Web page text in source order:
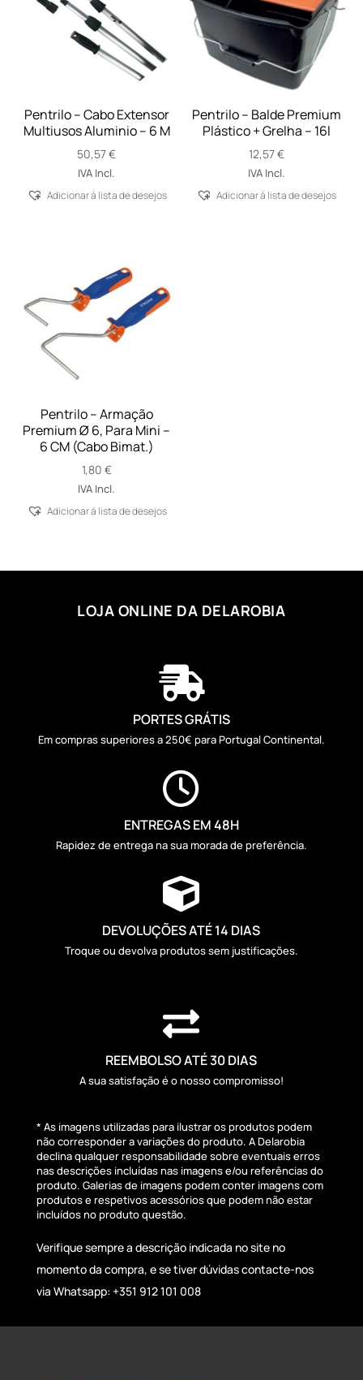
Pentrilo – Cabo Extensor
Multiusos Aluminio – 6 M
50,57€
IVA Incl.
Adicionar á lista de desejos
Pentrilo – Balde Premium
Plástico + Grelha – 16l
12,57€
IVA Incl.
Adicionar á lista de desejos
Pentrilo – Armação
Premium Ø 6, Para Mini –
6 CM (Cabo Bimat.)
1,80 €
IVA Incl.
Adicionar á lista de desejos
LOJA ONLINE DA DELAROBIA

PORTES GRÁTIS
Em compras superiores a 250€ para Portugal Continental.

ENTREGAS EM 48H
Rapidez de entrega na sua morada de preferência.

DEVOLUÇÕES ATÉ 14 DIAS
Troque ou devolva produtos sem justificações.

REEMBOLSO ATÉ 30 DIAS
A sua satisfação é o nosso compromisso!
* As imagens utilizadas para ilustrar os produtos podem
não corresponder a variações do produto. A Delarobia
declina qualquer responsabilidade sobre eventuais erros
nas descrições incluídas nas imagens e/ou referências do
produto. Galerias de imagens podem conter imagens com
produtos e respetivos acessórios que podem não estar
incluídos no produto questão.
Verifique sempre a descrição indicada no site no
momento da compra, e se tiver dúvidas contacte-nos
via Whatsapp: +351 912 101 008